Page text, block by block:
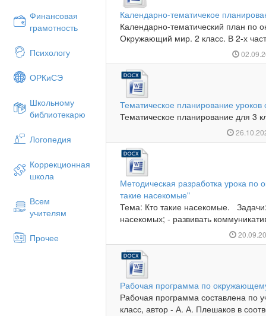
Финансовая
грамотность
Психологу
ОРКиСЭ
Школьному
библиотекарю
Логопедия
Коррекционная
школа
Всем
учителям
Прочее
Календарно-тематичекое
Календарно-тематический план по
Окружающий мир. 2 класс. В 2-х
Тематическое планирование
Тематическое планирование для 3
Методическая разработка урока
такие насекомые"
Тема: Кто такие насекомые.
насекомых; - развивать
Рабочая программа по
Рабочая программа составлена по
класс, автор - А. А. Плешаков в